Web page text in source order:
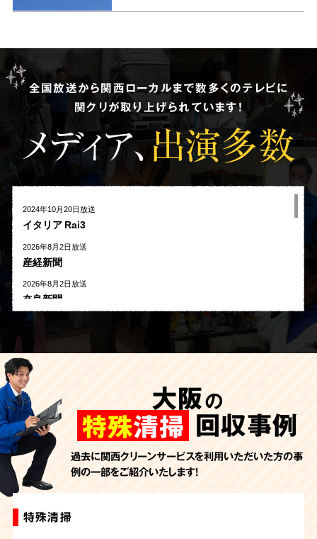
全国放送から関西ローカルまで数多くのテレビに
関クリが取り上げられています!
メディア、出演多数
2024年10月20日放送
イタリア Rai3
2026年8月2日放送
産経新聞
2026年8月2日放送
奈良新聞
2026年8月1日放送
2026年7月27日放送
AbemaTV
2026年7月24日放送
朝日新聞
2026年7月10日放送
季刊「宗教問題」
2026年7月10日放送
東洋経済オンライン
2026年7月7日放送
FRIDAYデジタル
大阪の
特殊清掃 回収事例
過去に関西クリーンサービスを利用いただいた方の事
例の一部をご紹介いたします！
特殊清掃
特殊清掃
特殊清掃
特殊清掃
特殊清掃
特殊清掃
特殊清掃
特殊清掃
特殊清掃
特殊清掃